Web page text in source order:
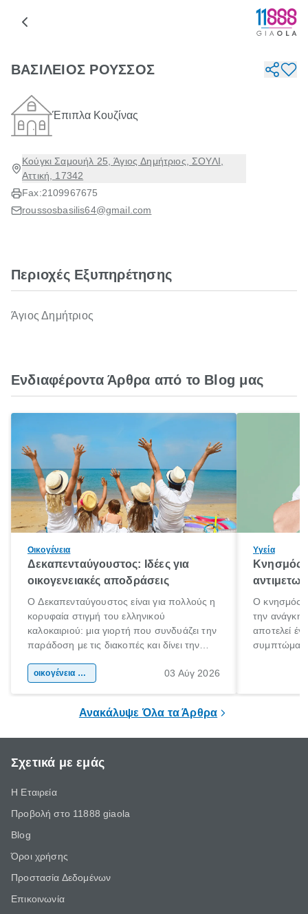
ΒΑΣΙΛΕΙΟΣ ΡΟΥΣΣΟΣ
Έπιπλα Κουζίνας
Κούγκι Σαμουήλ 25, Άγιος Δημήτριος, ΣΟΥΛΙ,
Αττική, 17342
Fax:2109967675
roussosbasilis64@gmail.com
Περιοχές Εξυπηρέτησης
Άγιος Δημήτριος
Ενδιαφέροντα Άρθρα από το Blog μας
Οικογένεια
Δεκαπενταύγουστος: Ιδέες για
οικογενειακές αποδράσεις
Ο Δεκαπενταύγουστος είναι για πολλούς η
κορυφαία στιγμή του ελληνικού
καλοκαιριού: μια γιορτή που συνδυάζει την
παράδοση με τις διακοπές και δίνει την
χώρας. Είτε πρόκειται για λίγες μέρες
οικογένεια & παιδί 03 Αύγ 2026
Υγεία
Κνησμός:
Ο κνησμός
την ανάγκη
αποτελεί
Ανακάλυψε Όλα τα Άρθρα
Σχετικά με εμάς
Η Εταιρεία
Προβολή στο 11888 giaola
Blog
Όροι χρήσης
Προστασία Δεδομένων
Επικοινωνία